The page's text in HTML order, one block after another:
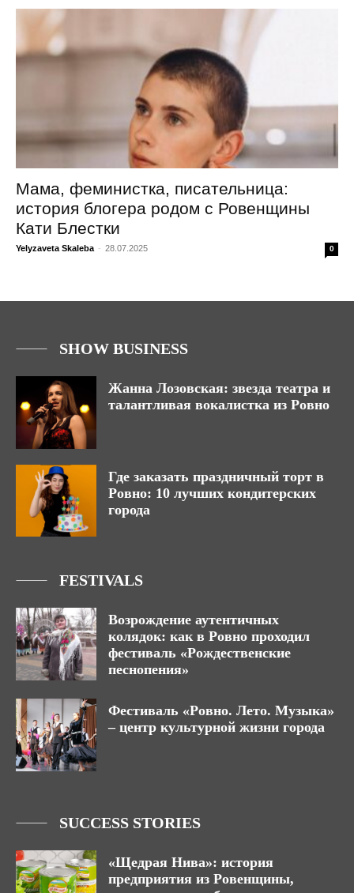
Мама, феминистка, писательница:
история блогера родом с Ровенщины
Кати Блестки
Yelyzaveta Skaleba - 28.07.2025 0
SHOW BUSINESS
Жанна Лозовская: звезда театра и
талантливая вокалистка из Ровно
Где заказать праздничный торт в
Ровно: 10 лучших кондитерских
города
FESTIVALS
Возрождение аутентичных
колядок: как в Ровно проходил
фестиваль «Рождественские
песнопения»
Фестиваль «Ровно. Лето. Музыка»
– центр культурной жизни города
SUCCESS STORIES
«Щедрая Нива»: история
предприятия из Ровенщины,